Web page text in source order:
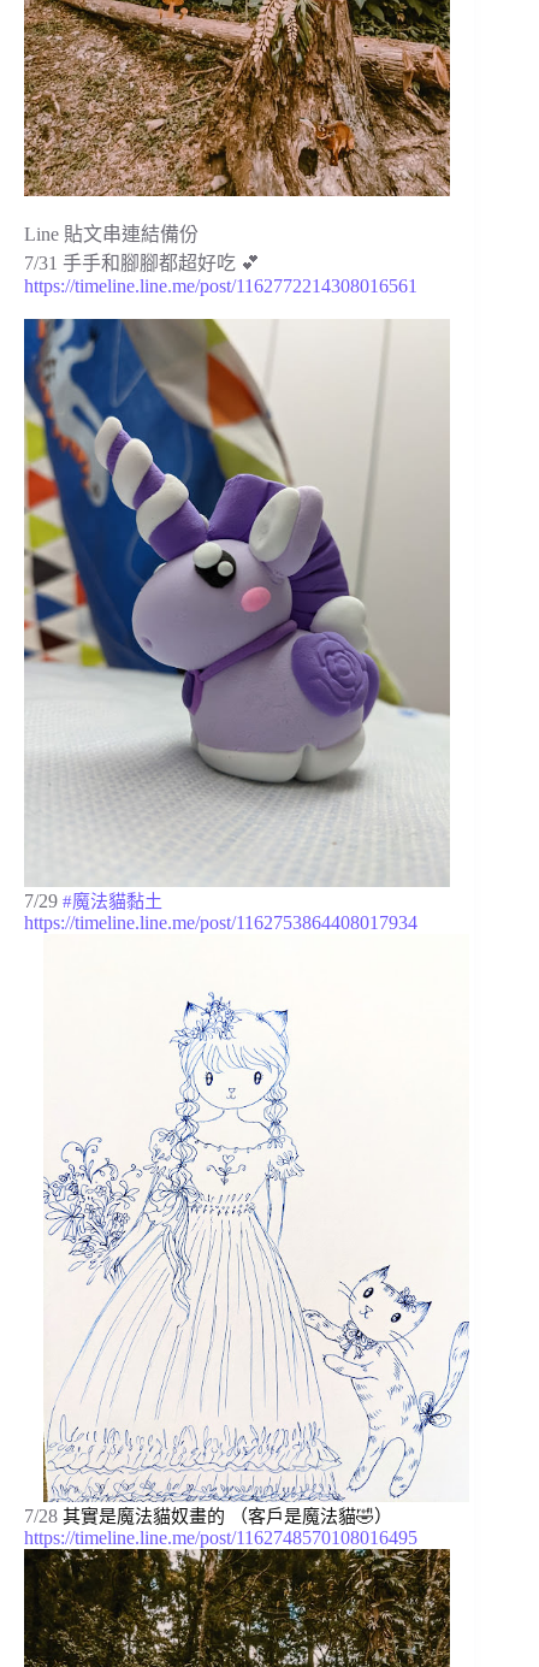
Line 貼文串連結備份
7/31 手手和腳腳都超好吃 💕
https://timeline.line.me/post/1162772214308016561
7/29 #魔法貓黏土
https://timeline.line.me/post/1162753864408017934
7/28
https://timeline.line.me/post/1162748570108016495